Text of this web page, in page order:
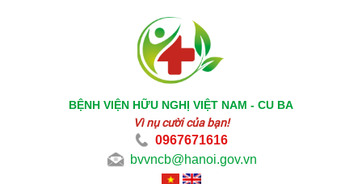
BỆNH VIỆN HỮU NGHỊ VIỆT NAM - CU BA
Vì nụ cười của bạn!
0967671616
bvvncb@hanoi.gov.vn